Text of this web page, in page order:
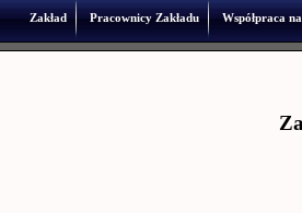
Zakład Pracownicy Zakładu Współpraca